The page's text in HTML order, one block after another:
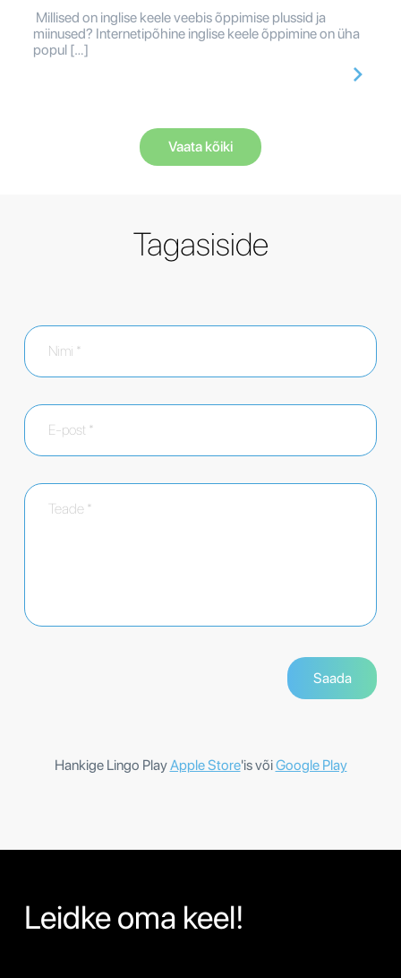
Millised on inglise keele veebis õppimise plussid ja
miinused? Internetipõhine inglise keele õppimine on üha
popul […]
Vaata kõiki
Tagasiside
Hankige Lingo PlayApple Store'is võiGoogle Play
Leidke oma keel!